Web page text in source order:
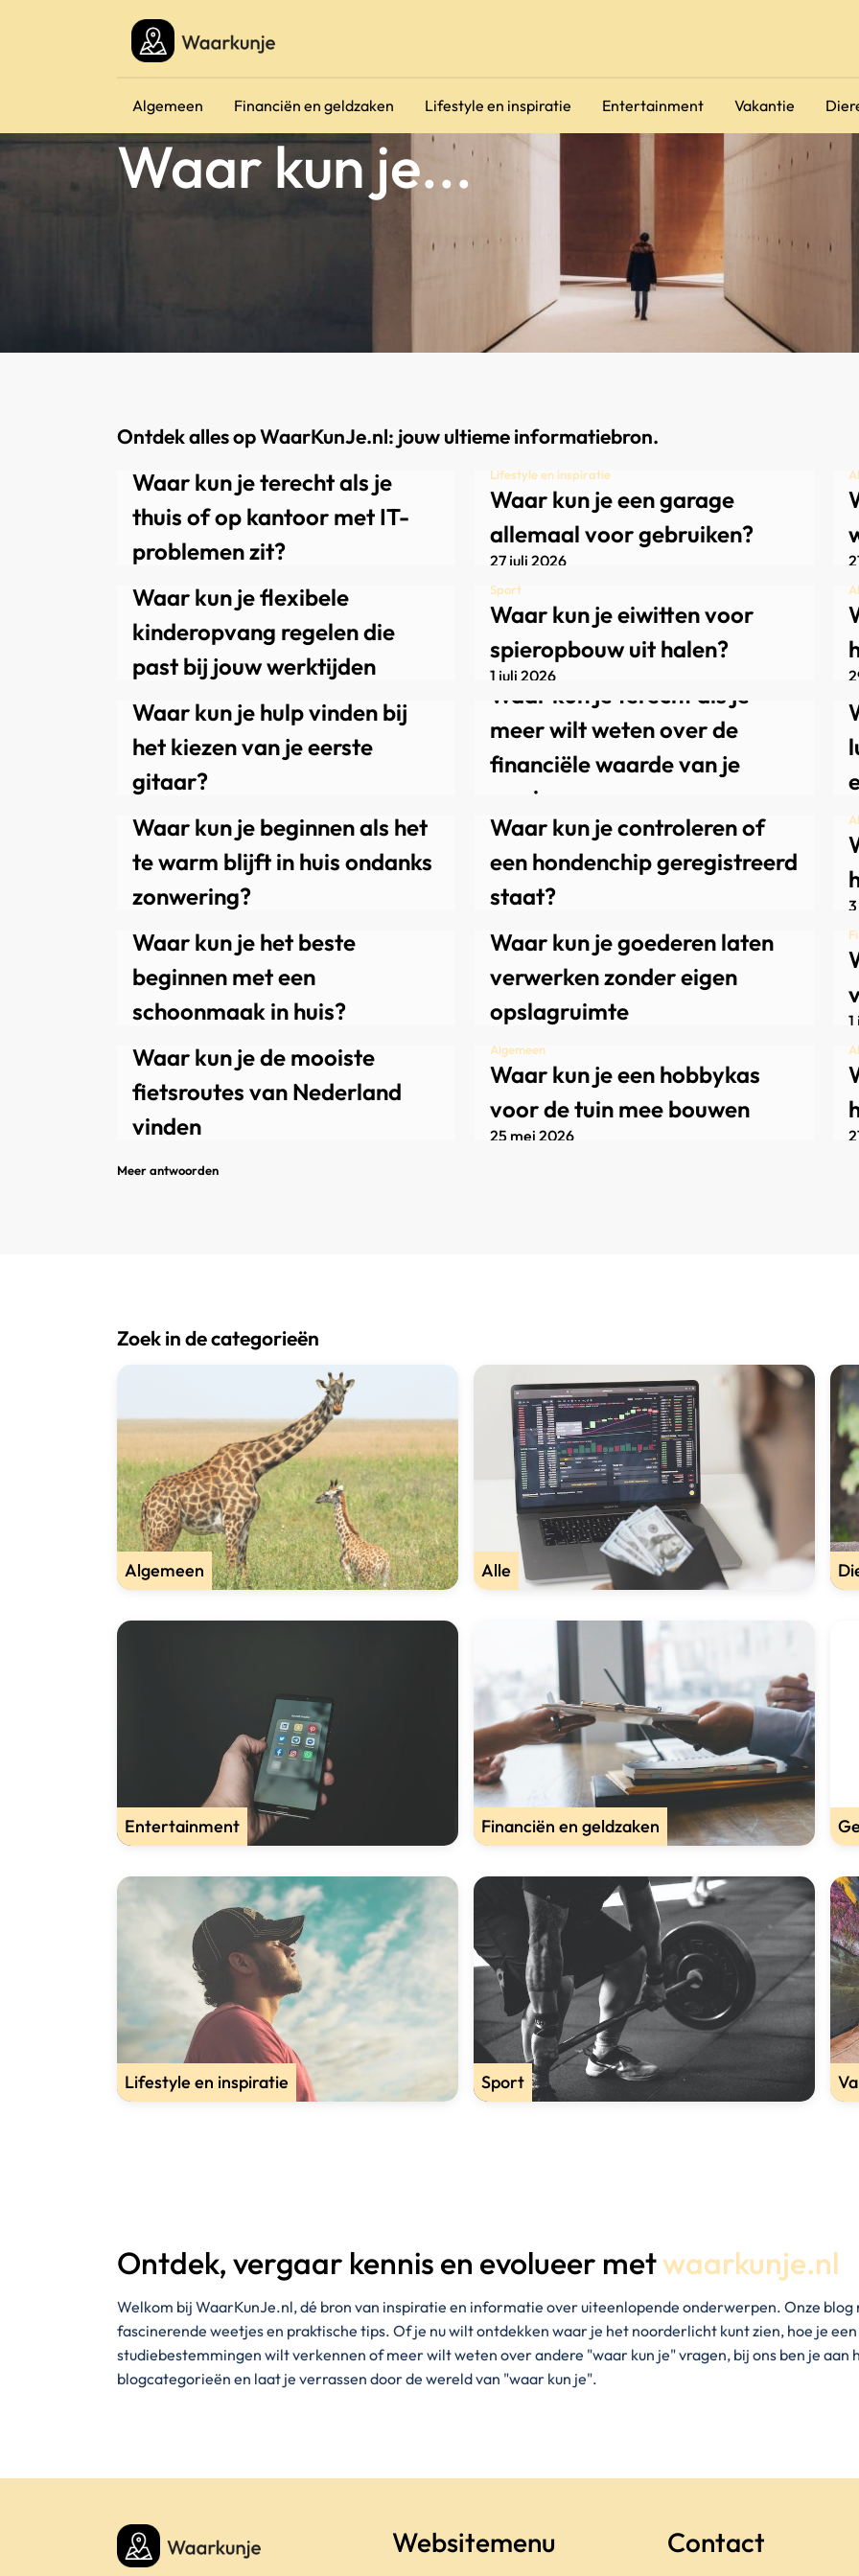
Algemeen Financiën en geldzaken Lifestyle en inspiratie Entertainment Vakantie
Waar kun je...
Ontdek alles op WaarKunJe.nl: jouw ultieme informatiebron.
Waar kun je terecht als je
thuis of op kantoor met IT-
problemen zit?
Lifestyle en inspiratie
Waar kun je een garage
allemaal voor gebruiken?
27 juli 2026
Waar kun je flexibele
kinderopvang regelen die
past bij jouw werktijden
Sport
Waar kun je eiwitten voor
spieropbouw uit halen?
1 juli 2026
Waar kun je hulp vinden bij
het kiezen van je eerste
gitaar?
Alle
Waar kun je terecht als je
meer wilt weten over de
financiële waarde van je
woning
23 juni 2026
Waar kun je beginnen als het
te warm blijft in huis ondanks
zonwering?
Waar kun je controleren of
een hondenchip geregistreerd
staat?
Waar kun je het beste
beginnen met een
schoonmaak in huis?
Waar kun je goederen laten
verwerken zonder eigen
opslagruimte
Waar kun je de mooiste
fietsroutes van Nederland
vinden
Algemeen
Waar kun je een hobbykas
voor de tuin mee bouwen
25 mei 2026
Meer antwoorden
Zoek in de categorieën
Algemeen Alle
Entertainment Financiën en geldzaken
Lifestyle en inspiratie Sport
Ontdek, vergaar kennis en evolueer metwaarkunje.nl
Welkom bij WaarKunJe.nl, dé bron van inspiratie en informatie over uiteenlopende onderwerpen. Onze blog
fascinerende weetjes en praktische tips. Of je nu wilt ontdekken waar je het noorderlicht kunt zien, hoe je
studiebestemmingen wilt verkennen of meer wilt weten over andere "waar kun je" vragen, bij ons ben je aan
blogcategorieën en laat je verrassen door de wereld van "waar kun je".
Websitemenu Contact